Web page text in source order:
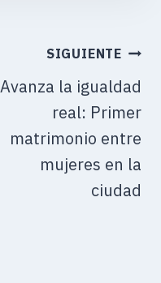
SIGUIENTE
Avanza la igualdad
real: Primer
matrimonio entre
mujeres en la
ciudad